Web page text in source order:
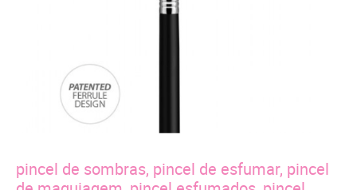
pincel de sombras, pincel de esfumar, pincel